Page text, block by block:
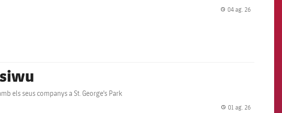
04 ag. 26
els seus companys a St. George's Park
01 ag. 26